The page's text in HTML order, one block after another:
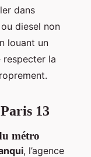
dans
diesel non
louant un
respecter la
13
métro
, l’agence